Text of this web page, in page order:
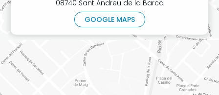
08740 Sant Andreu de la Barca
GOOGLE MAPS